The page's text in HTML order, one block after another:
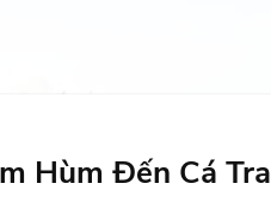
Hùm Đến Cá Tra